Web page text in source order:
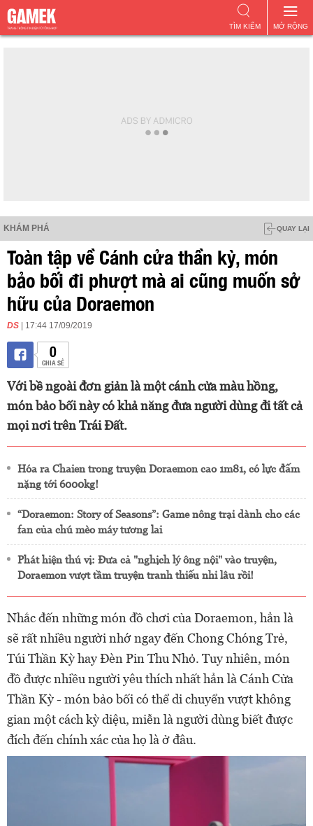
MỞ RỘNG
TÌM KIẾM
KHÁM PHÁ QUAY LẠI
Toàn tập về Cánh cửa thần kỳ, món
bảo bối đi phượt mà ai cũng muốn sở
hữu của Doraemon
DS | 17:44 17/09/2019
0
CHIA SẺ
Với bề ngoài đơn giản là một cánh cửa màu hồng,
món bảo bối này có khả năng đưa người dùng đi tất cả
mọi nơi trên Trái Đất.
Hóa ra Chaien trong truyện Doraemon cao 1m81, có lực đấm
nặng tới 6000kg!
“Doraemon: Story of Seasons”: Game nông trại dành cho các
fan của chú mèo máy tương lai
Phát hiện thú vị: Đưa cả "nghịch lý ông nội" vào truyện,
Doraemon vượt tầm truyện tranh thiếu nhi lâu rồi!
Nhắc đến những món đồ chơi của Doraemon, hẳn là
sẽ rất nhiều người nhớ ngay đến Chong Chóng Trẻ,
Túi Thần Kỳ hay Đèn Pin Thu Nhỏ. Tuy nhiên, món
đồ được nhiều người yêu thích nhất hẳn là Cánh Cửa
Thần Kỳ - món bảo bối có thể di chuyển vượt không
gian một cách kỳ diệu, miễn là người dùng biết được
đích đến chính xác của họ là ở đâu.